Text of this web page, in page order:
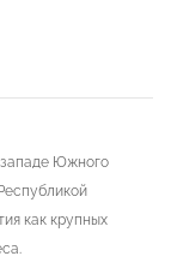
Южного
как крупных